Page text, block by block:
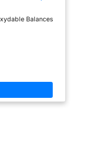
Balances